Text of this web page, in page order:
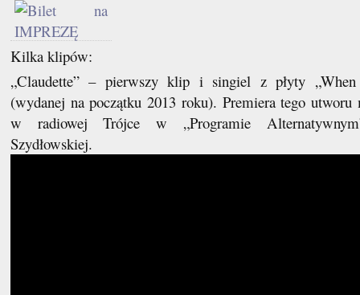
Kilka klipów:
„Claudette” – pierwszy klip i singiel z płyty
(wydanej na początku 2013 roku). Premiera tego utworu
w radiowej Trójce w „Programie
Szydłowskiej.